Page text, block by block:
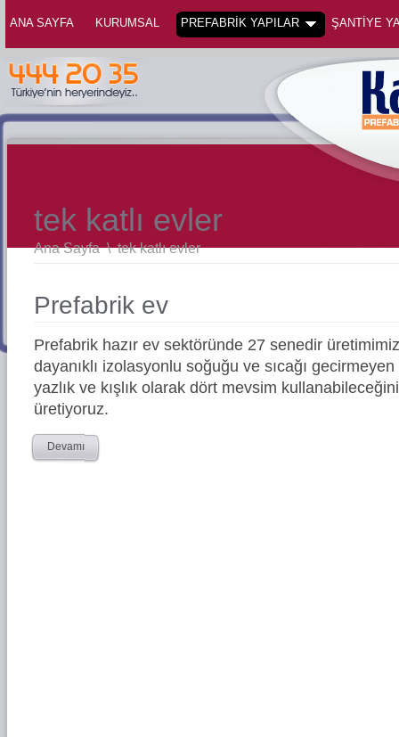
ANA SAYFA KURUMSAL PREFABRİK YAPILAR ŞANTİYE
tek katlı evler
Ana Sayfa \tek katlı evler
Prefabrik ev
Prefabrik hazır ev sektöründe 27 senedir
dayanıklı izolasyonlu soğuğu ve sıcağı
yazlık ve kışlık olarak dört mevsim
üretiyoruz.
Devamı